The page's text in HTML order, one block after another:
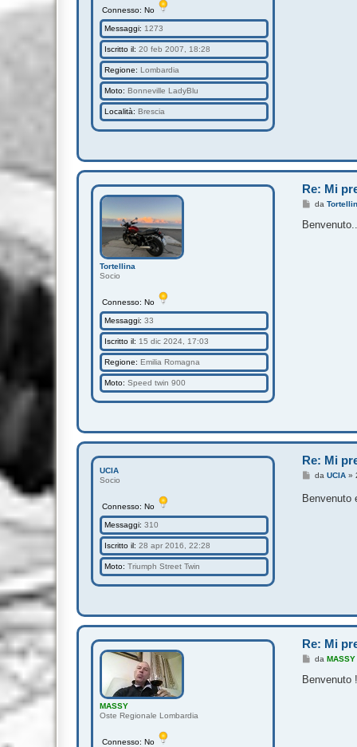
Connesso: No
Messaggi: 1273
Iscritto il: 20 feb 2007, 18:28
Regione: Lombardia
Moto: Bonneville LadyBlu
Località: Brescia
Tortellina
Socio
Connesso: No
Messaggi: 33
Iscritto il: 15 dic 2024, 17:03
Regione: Emilia Romagna
Moto: Speed twin 900
Re: Mi
M
s
da
UCIA
Socio
Connesso: No
Messaggi: 310
Iscritto il: 28 apr 2016, 22:28
Moto: Triumph Street Twin
Re: Mi
M
s
daUCIA »
Benvenuto
MASSY
Oste Regionale Lombardia
Connesso: No
Re: Mi
M
s
daMASSY
Benvenuto